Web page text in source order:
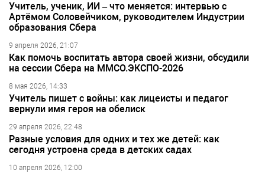
Учитель, ученик, ИИ – что меняется: интервью с
Артёмом Соловейчиком, руководителем Индустрии
образования Сбера
9 апреля 2026, 21:07
Как помочь воспитать автора своей жизни, обсудили
на сессии Сбера на ММСО.ЭКСПО-2026
8 мая 2026, 14:33
Учитель пишет с войны: как лицеисты и педагог
вернули имя героя на обелиск
29 апреля 2026, 22:48
Разные условия для одних и тех же детей: как
сегодня устроена среда в детских садах
10 апреля 2026, 12:00